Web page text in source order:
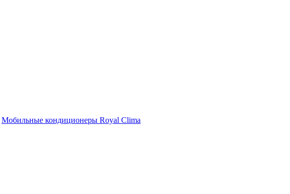
Мобильные кондиционеры Royal Clima